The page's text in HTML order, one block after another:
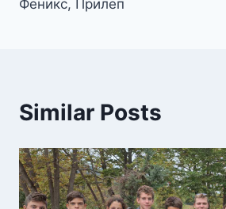
Феникс, Прилеп
Similar Posts